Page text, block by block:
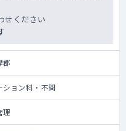
せください
郡
ション科・不問
理